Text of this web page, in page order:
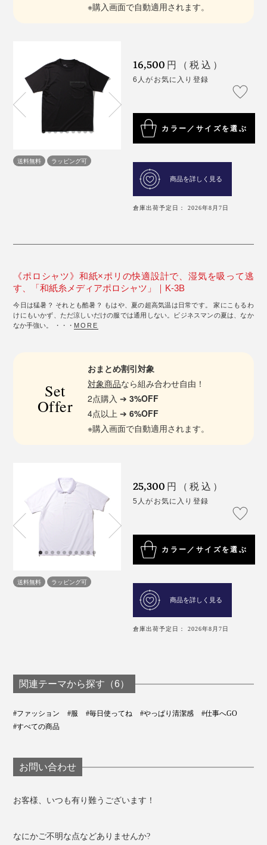
※購入画面で自動適用されます。
送料無料 ラッピング可
16,500 円（税込）
6人がお気に入り登録
カラー／サイズを選ぶ
商品を詳しく見る
倉庫出荷予定日： 2026年8月7日
《ポロシャツ》和紙×ポリの快適設計で、湿気を吸って逃
す、「和紙糸メディアポロシャツ」｜K-3B
今日は猛暑？ それとも酷暑？ もはや、夏の超高気温は日常です。 家にこもるわ
けにもいかず、ただ涼しいだけの服では通用しない。ビジネスマンの夏は、なか
なか手強い。 ・・・ MORE
Set
Offer
おまとめ割引対象
対象商品なら組み合わせ自由！
2点購入 ➔3%OFF
4点以上 ➔6%OFF
※購入画面で自動適用されます。
送料無料 ラッピング可
25,300 円（税込）
5人がお気に入り登録
カラー／サイズを選ぶ
商品を詳しく見る
倉庫出荷予定日： 2026年8月7日
関連テーマから探す（6）
#ファッション #服 #毎日使ってね #やっぱり清潔感
#仕事へGO
#すべての商品
お問い合わせ
お客様、いつも有り難うございます！
なにかご不明な点などありませんか?